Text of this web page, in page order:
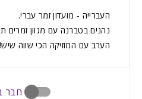
העברייה - מועדון זמר עברי.
נהנים בטברנה עם מגוון זמרים
הערב עם המוזיקה הכי שווה שיש!
חבר